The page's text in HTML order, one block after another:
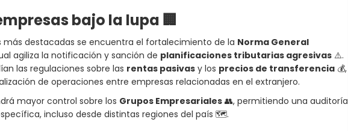
bajo la lupa 🏢
más destacadas se encuentra el fortalecimiento de la Norma General
agiliza la notificación y sanción de planificaciones tributarias agresivas ⚠️.
las regulaciones sobre las rentas pasivas y los precios de transferencia 💰,
de operaciones entre empresas relacionadas en el extranjero.
mayor control sobre los Grupos Empresariales 👥, permitiendo una auditoría
incluso desde distintas regiones del país 🗺️.